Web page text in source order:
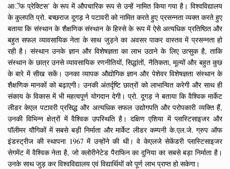
आॅफ प्रेक्टिस’ के रूप में औपचारिक रूप से उन्हें नामित किया गया है। विश्वविद्यालय
के कुलपति प्रो. बच्छराज दूगड़ ने पटावरी को नामित करते हुए प्रसन्नता व्यक्त करते हुए
बताया कि संस्थान के शैक्षणिक संस्थान के हिस्से के रूप में ऐसे अत्यधिक प्रतिष्ठित और
बहुत सफल व्यावसायिक नेता के साथ जुड़ने का अवसर पाकर वास्तव में प्रसन्नता हो
रही है। संस्थान उनके ज्ञान और विशेषज्ञता का लाभ उठाने के लिए उत्सुक है, ताकि
संस्थान के छात्र उनसे व्यावसायिक रणनीतियों, सिद्धांतों, नैतिकता, मूल्यों और बहुत कुछ
के बारे में सीख सकें। उनका व्यापक औद्योगिक ज्ञान और पेशेवर विशेषज्ञता संस्थान के
शैक्षणिक मानकों को बढ़ाएगी। उनकी अंतर्दृष्टि छात्रों को लाभान्वित करेगी और साथ ही
संकाय के विकास में भी महत्वपूर्ण योगदान देगी। प्रो. दूगड़ ने बताया कि वैश्विक मार्केट
लीडर केएल पटावरी प्रसिद्ध और अत्यधिक सफल उद्योगपति और परोपकारी व्यक्ति हैं,
उनकी विभिन्न क्षेत्रों में वैश्विक उपस्थिति है। दक्षिण एशिया में प्लास्टिसाइजर और
पॉलीमर यौगिकों में सबसे बड़ी निर्माता और मार्केट लीडर कम्पनी के.एल.जे. ग्रुप ऑफ
इंडस्ट्रीज की स्थापना 1967 में उन्होंने की थी। वे केएलजे सेकेंडरी प्लास्टिसाइजर
सेगमेंट में वैश्विक नेता है, जो क्लोरीनेटेड पैराफिन का दुनिया का सबसे बड़ा निर्माता है।
उनके साथ जुड़ कर विश्वविद्यालय एवं विद्यार्थियों को पूर्ण लाभ प्राप्त हो सकेगा।